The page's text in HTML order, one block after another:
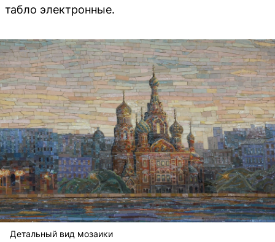
табло электронные.
Детальный вид мозаики